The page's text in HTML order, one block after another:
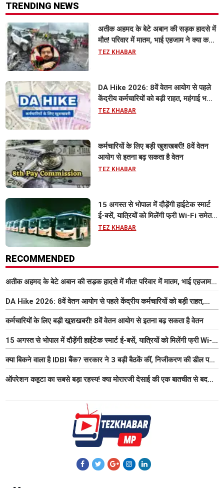
TRENDING NEWS
अतीक अहमद के बेटे अबान की सड़क हादसे में
मौत! परिवार में मातम, भाई एहजाम ने क्या कहा?
जानिए पूरा मामला
TEZ KHABAR
DA Hike 2026: 8वें वेतन आयोग से पहले
केंद्रीय कर्मचारियों को बड़ी राहत, महंगाई भत्ता
63% होने की संभावना
TEZ KHABAR
कर्मचारियों के लिए बड़ी खुशखबरी! 8वें वेतन
आयोग से इतना बढ़ सकता है वेतन
TEZ KHABAR
15 अगस्त से भोपाल में दौड़ेंगी हाईटेक स्मार्ट
ई-बसें, यात्रियों को मिलेंगी फ्री Wi-Fi समेत
आधुनिक सुविधा
TEZ KHABAR
RECOMMENDED
अतीक अहमद के बेटे अबान की सड़क हादसे में मौत! परिवार में मातम, भाई एहजाम ने
क्या कहा? जानिए पूरा मामला
DA Hike 2026: 8वें वेतन आयोग से पहले केंद्रीय कर्मचारियों को बड़ी राहत,
महंगाई भत्ता 63% होने की संभावना
कर्मचारियों के लिए बड़ी खुशखबरी! 8वें वेतन आयोग से इतना बढ़ सकता है वेतन
15 अगस्त से भोपाल में दौड़ेंगी हाईटेक स्मार्ट ई-बसें, यात्रियों को मिलेंगी फ्री Wi-
Fi समेत आधुनिक सुविधा
क्या बिकने वाला है IDBI बैंक? सरकार ने 3 बड़ी बैठकें कीं, निजीकरण की डील पर
बढ़ी हलचल
ऑपरेशन कहूटा का सबसे बड़ा रहस्य! क्या मोरारजी देसाई की एक बातचीत से बदल